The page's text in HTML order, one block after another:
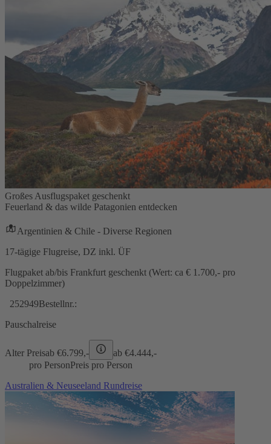
Großes Ausflugspaket geschenkt
Feuerland & das wilde Patagonien entdecken
Argentinien & Chile - Diverse Regionen
17-tägige Flugreise, DZ inkl. ÜF
Flugpaket ab/bis Frankfurt geschenkt (Wert: ca € 1.700,- pro
Doppelzimmer)
252949Bestellnr.:
Pauschalreise
Alter Preisab €6.799,- ab €4.444,-
pro PersonPreis pro Person
Australien & Neuseeland Rundreise